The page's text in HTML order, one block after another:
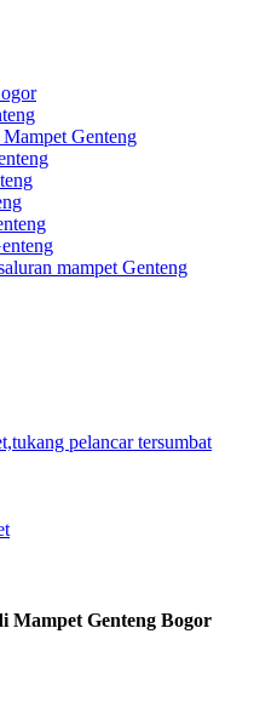
Genteng
mampet Genteng
pelancar tersumbat
Mampet Genteng Bogor